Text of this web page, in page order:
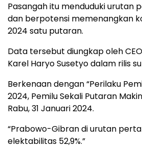
Pasangah itu menduduki urutan
dan berpotensi memenangkan
2024 satu putaran.
Data tersebut diungkap oleh
Karel Haryo Susetyo dalam rilis
Berkenaan dengan “Perilaku
2024, Pemilu Sekali Putaran
Rabu, 31 Januari 2024.
“Prabowo-Gibran di urutan
elektabilitas 52,9%.”